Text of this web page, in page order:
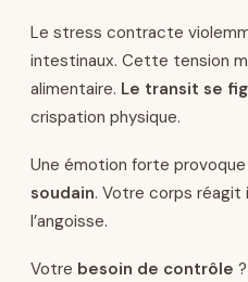
Le stress contracte
intestinaux. Cette tension
alimentaire. Le transit se
crispation physique.
Une émotion forte
soudain. Votre corps réagit
l’angoisse.
Votre besoin de contrôle ?